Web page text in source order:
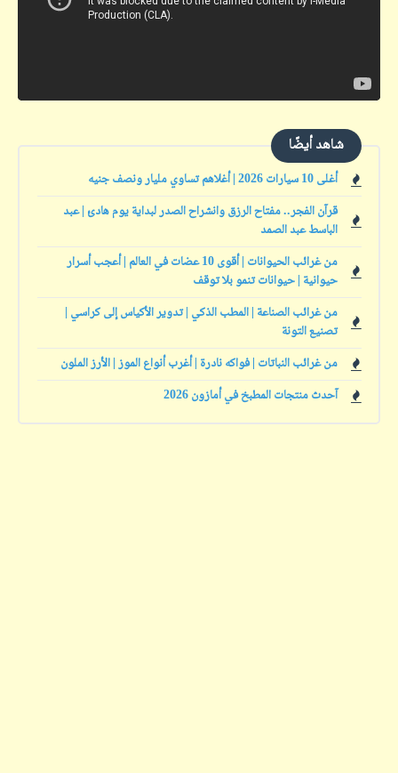
شاهد أيضًا
أغلى 10 سيارات 2026 | أغلاهم تساوي مليار ونصف جنيه
قرآن الفجر.. مفتاح الرزق وانشراح الصدر لبداية يوم هادئ | عبد
الباسط عبد الصمد
من غرائب الحيوانات | أقوى 10 عضات في العالم | أعجب أسرار
حيوانية | حيوانات تنمو بلا توقف
من غرائب الصناعة | المطب الذكي | تدوير الأكياس إلى كراسي |
تصنيع التونة
من غرائب النباتات | فواكه نادرة | أغرب أنواع الموز | الأرز الملون
آحدث منتجات المطبخ في أمازون 2026